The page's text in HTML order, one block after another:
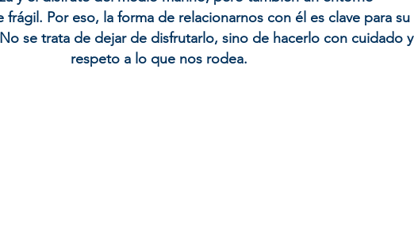
frágil. Por eso, la forma de relacionarnos con él es clave para su
se trata de dejar de disfrutarlo, sino de hacerlo con cuidado y
respeto a lo que nos rodea.